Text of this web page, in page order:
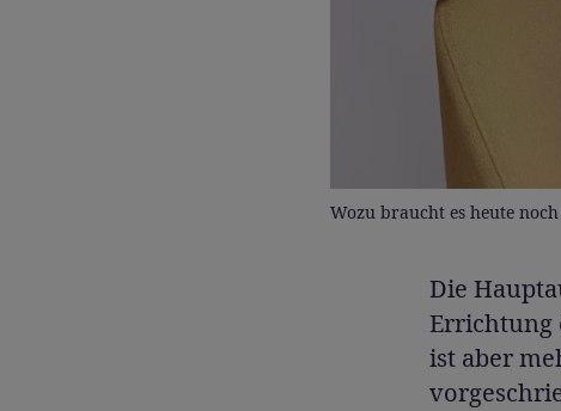
Wozu braucht es heute
Die
Errichtung
ist aber